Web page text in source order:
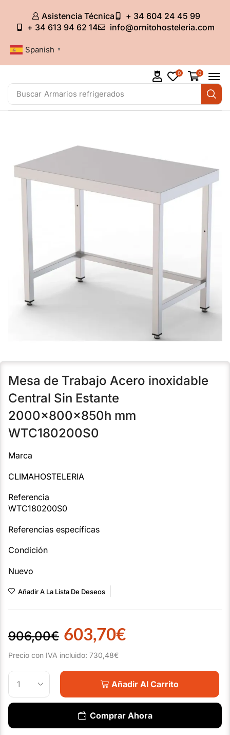
Asistencia Técnica
+ 34 604 24 45 99
+ 34 613 94 62 14
info@ornitohosteleria.com
Spanish ▼
Buscar Armarios refrigerados
0 0
Mesa de Trabajo Acero inoxidable
Central Sin Estante
2000x800x850h mm
WTC180200S0
Marca
CLIMAHOSTELERIA
Referencia
WTC180200S0
Referencias específicas
Condición
Nuevo
Añadir A La Lista De Deseos
906,00€ 603,70€
Precio con IVA incluido: 730,48€
Añadir Al Carrito
Comprar Ahora